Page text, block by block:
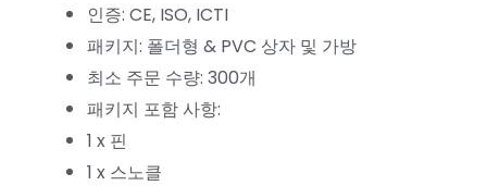
인증: CE, ISO, ICTI
패키지: 폴더형 & PVC 상자 및 가방
최소 주문 수량: 300개
패키지 포함 사항:
1 x 핀
1 x 스노클